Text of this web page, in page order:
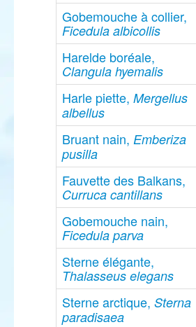
Gobemouche à collier,
Ficedula albicollis
Harelde boréale,
Clangula hyemalis
Harle piette, Mergellus
albellus
Bruant nain, Emberiza
pusilla
Fauvette des Balkans,
Curruca cantillans
Gobemouche nain,
Ficedula parva
Sterne élégante,
Thalasseus elegans
Sterne arctique, Sterna
paradisaea